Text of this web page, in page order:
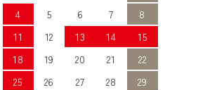
4 5 6 7
8
11 12 13 14
15
18 19 20 21
22
25 26 27 28
29